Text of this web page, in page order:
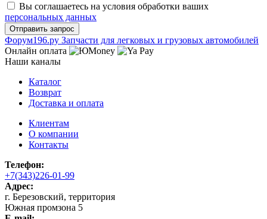
Вы соглашаетесь на условия обработки ваших
персональных данных
Фoрум196.ру Запчасти для легковых и грузовых автомобилей
Онлайн оплата
Наши каналы
Каталог
Возврат
Доставка и оплата
Клиентам
О компании
Контакты
Телефон:
+7(343)226-01-99
Адрес:
г. Березовский, территория
Южная промзона 5